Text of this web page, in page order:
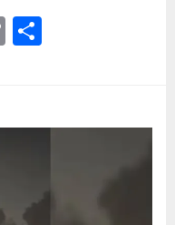
Copy
Link